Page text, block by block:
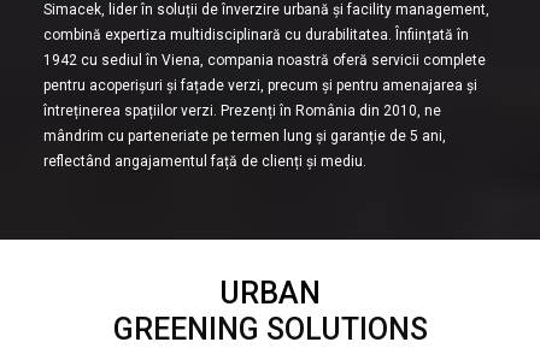
Simacek, lider în soluții de înverzire urbană și facility management,
combină expertiza multidisciplinară cu durabilitatea. Înființată în
1942 cu sediul în Viena, compania noastră oferă servicii complete
pentru acoperișuri și fațade verzi, precum și pentru amenajarea și
întreținerea spațiilor verzi. Prezenți în România din 2010, ne
mândrim cu parteneriate pe termen lung și garanție de 5 ani,
reflectând angajamentul față de clienți și mediu.
URBAN
GREENING SOLUTIONS